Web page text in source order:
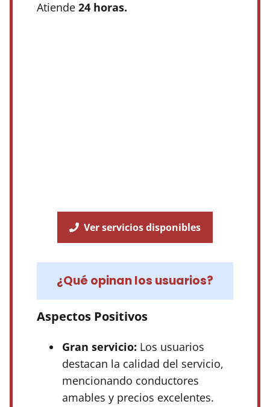
Atiende 24 horas.
Ver servicios disponibles
¿Qué opinan los usuarios?
Aspectos Positivos
Gran servicio: Los usuarios
destacan la calidad del servicio,
mencionando conductores
amables y precios excelentes.